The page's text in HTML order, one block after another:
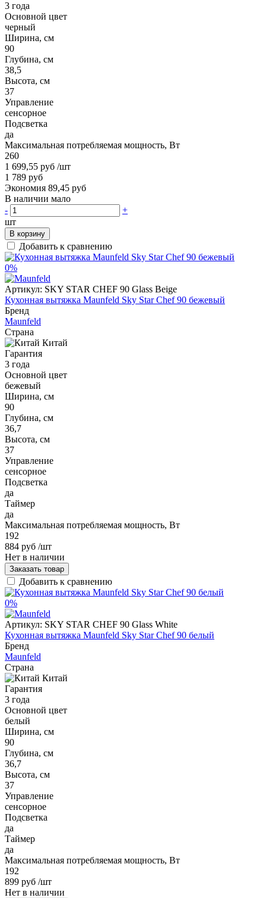
3 года
Основной цвет
черный
Ширина, см
90
Глубина, см
38,5
Высота, см
37
Управление
сенсорное
Подсветка
да
Максимальная потребляемая мощность, Вт
260
1 699,55 руб /шт
1 789 руб
Экономия 89,45 руб
В наличии мало
-
+
шт
В корзину
Добавить к сравнению
0%
Артикул: SKY STAR CHEF 90 Glass Beige
Кухонная вытяжка Maunfeld Sky Star Chef 90 бежевый
Бренд
Maunfeld
Страна
Китай
Гарантия
3 года
Основной цвет
бежевый
Ширина, см
90
Глубина, см
36,7
Высота, см
37
Управление
сенсорное
Подсветка
да
Таймер
да
Максимальная потребляемая мощность, Вт
192
884 руб /шт
Нет в наличии
Заказать товар
Добавить к сравнению
0%
Артикул: SKY STAR CHEF 90 Glass White
Кухонная вытяжка Maunfeld Sky Star Chef 90 белый
Бренд
Maunfeld
Страна
Китай
Гарантия
3 года
Основной цвет
белый
Ширина, см
90
Глубина, см
36,7
Высота, см
37
Управление
сенсорное
Подсветка
да
Таймер
да
Максимальная потребляемая мощность, Вт
192
899 руб /шт
Нет в наличии